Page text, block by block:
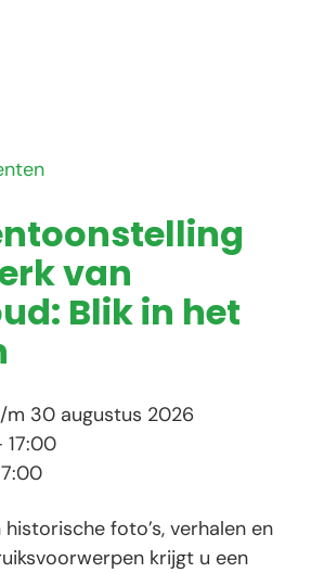
van
Blik in het
m 30 augustus 2026
17:00
foto’s, verhalen en
krijgt u een